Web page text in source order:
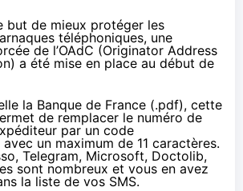
but de mieux protéger les
téléphoniques, une
de l’OAdC (Originator Address
a été mise en place au début de
la Banque de France (.pdf), cette
de remplacer le numéro de
par un code
un maximum de 11 caractères.
Telegram, Microsoft, Doctolib,
sont nombreux et vous en avez
la liste de vos SMS.